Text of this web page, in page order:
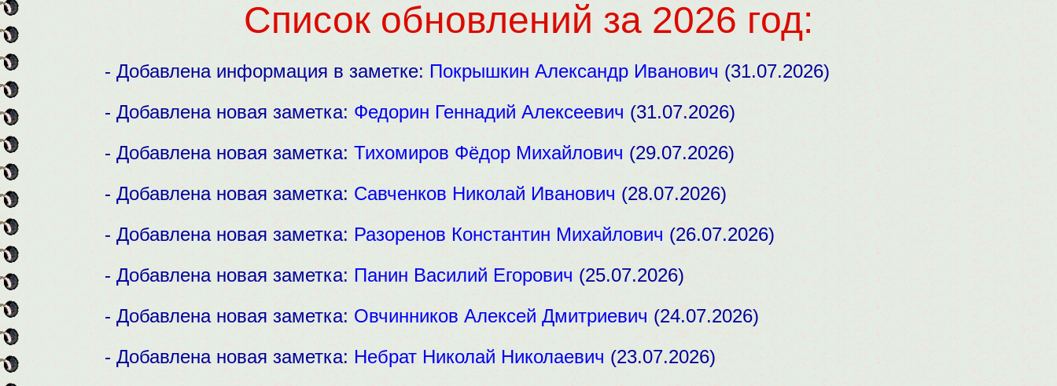
Список обновлений за 2026 год:
- Добавлена информация в заметке: Покрышкин Александр Иванович (31.07.2026)
- Добавлена новая заметка: Федорин Геннадий Алексеевич (31.07.2026)
- Добавлена новая заметка: Тихомиров Фёдор Михайлович (29.07.2026)
- Добавлена новая заметка: Савченков Николай Иванович (28.07.2026)
- Добавлена новая заметка: Разоренов Константин Михайлович (26.07.2026)
- Добавлена новая заметка: Панин Василий Егорович (25.07.2026)
- Добавлена новая заметка: Овчинников Алексей Дмитриевич (24.07.2026)
- Добавлена новая заметка: Небрат Николай Николаевич (23.07.2026)